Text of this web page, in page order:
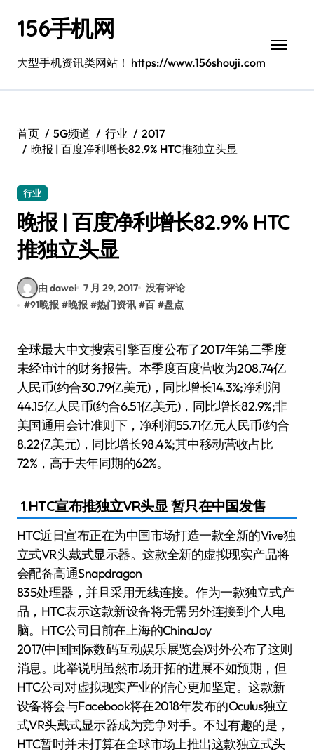
156手机网
大型手机资讯类网站！ https://www.156shouji.com
首页 5G频道 行业
2017
晚报 | 百度净利增长82.9% HTC推独立头显
行业
晚报 | 百度净利增长82.9% HTC
推独立头显
由 dawei 7 月 29, 2017 没有评论
#91晚报 #晚报 #热门资讯 #百 #盘点
全球最大中文搜索引擎百度公布了2017年第二季度
未经审计的财务报告。本季度百度营收为208.74亿
人民币(约合30.79亿美元)，同比增长14.3%;净利润
44.15亿人民币(约合6.51亿美元)，同比增长82.9%;非
美国通用会计准则下，净利润55.71亿元人民币(约合
8.22亿美元)，同比增长98.4%;其中移动营收占比
72%，高于去年同期的62%。
1.HTC宣布推独立VR头显 暂只在中国发售
HTC近日宣布正在为中国市场打造一款全新的Vive独
立式VR头戴式显示器。这款全新的虚拟现实产品将
会配备高通Snapdragon
835处理器，并且采用无线连接。作为一款独立式产
品，HTC表示这款新设备将无需另外连接到个人电
脑。HTC公司日前在上海的ChinaJoy
2017(中国国际数码互动娱乐展览会)对外公布了这则
消息。此举说明虽然市场开拓的进展不如预期，但
HTC公司对虚拟现实产业的信心更加坚定。这款新
设备将会与Facebook将在2018年发布的Oculus独立
式VR头戴式显示器成为竞争对手。不过有趣的是，
HTC暂时并未打算在全球市场上推出这款独立式头